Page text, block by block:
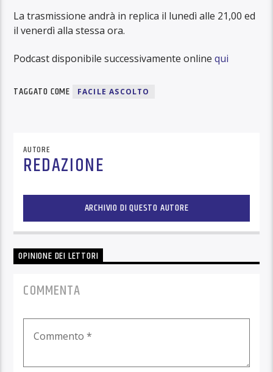
La trasmissione andrà in replica il lunedì alle 21,00 ed
il venerdì alla stessa ora.
Podcast disponibile successivamente onlinequi
TAGGATO COME FACILE ASCOLTO
AUTORE
REDAZIONE
ARCHIVIO DI QUESTO AUTORE
OPINIONE DEI LETTORI
COMMENTA